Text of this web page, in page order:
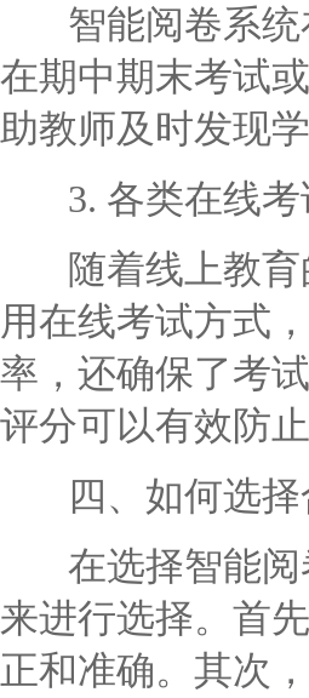
智能阅卷系统
在期中期末考试
助教师及时发现
3. 各类在线考
随着线上教育
用在线考试方式
率，还确保了考
评分可以有效防
四、如何选择
在选择智能阅
来进行选择。首
正和准确。其次